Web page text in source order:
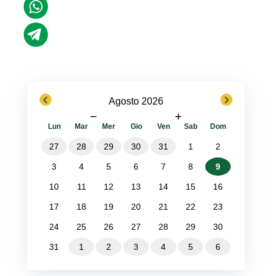
previous Agosto 2026
− +
next
Lun Mar Mer Gio Ven Sab Dom
27 28 29 30 31 1 2
3 4 5 6 7 8 9
10 11 12 13 14 15 16
17 18 19 20 21 22 23
24 25 26 27 28 29 30
31 1 2 3 4 5 6